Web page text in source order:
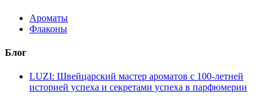
Ароматы
Флаконы
Блог
LUZI: Швейцарский мастер ароматов с 100-летней
историей успеха и секретами успеха в парфюмерии